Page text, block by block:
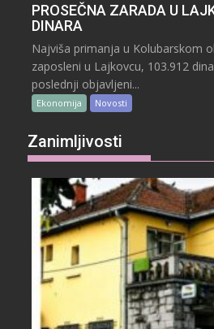
PROSEČNA ZARADA U
DINARA
Najviša primanja u Kolubarskom
zaposleni u Lajkovcu, 103.912
poslednji objavljeni...
Ekonomija Novosti
Zanimljivosti